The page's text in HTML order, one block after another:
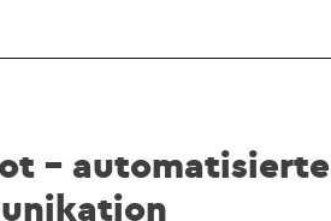
– automatisierte